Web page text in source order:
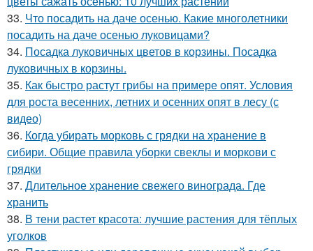
33. Что посадить на даче осенью. Какие многолетники
посадить на даче осенью луковицами?
34. Посадка луковичных цветов в корзины. Посадка
луковичных в корзины.
35. Как быстро растут грибы на примере опят. Условия
для роста весенних, летних и осенних опят в лесу (с
видео)
36. Когда убирать морковь с грядки на хранение в
сибири. Общие правила уборки свеклы и моркови с
грядки
37. Длительное хранение свежего винограда. Где
хранить
38. В тени растет красота: лучшие растения для тёплых
уголков